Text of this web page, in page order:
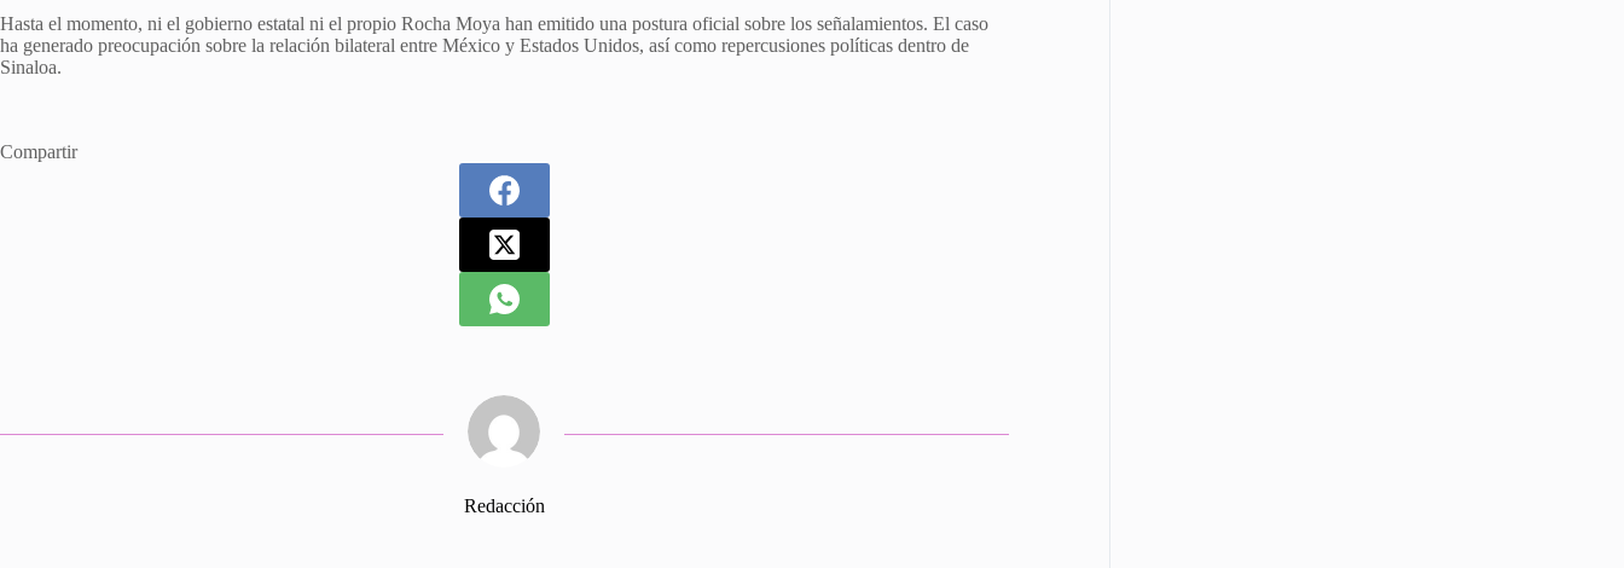
Hasta el momento, ni el gobierno estatal ni el propio Rocha Moya han emitido una postura oficial sobre los señalamientos. El caso
ha generado preocupación sobre la relación bilateral entre México y Estados Unidos, así como repercusiones políticas dentro de
Sinaloa.
Compartir
Redacción